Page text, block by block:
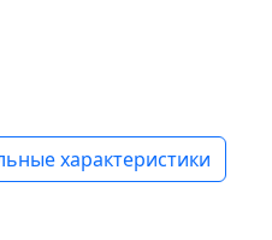
характеристики